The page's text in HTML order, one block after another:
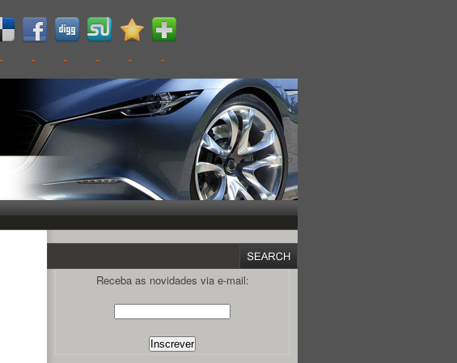
Receba as novidades via e-mail: